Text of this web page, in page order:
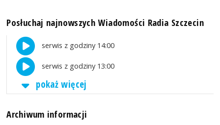
Posłuchaj najnowszych Wiadomości Radia Szczecin
serwis z godziny 14:00
serwis z godziny 13:00
pokaż więcej
Archiwum informacji